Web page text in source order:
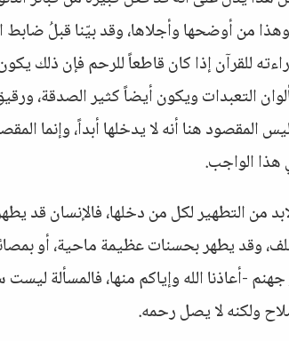
من أوضحها وأجلاها، وقد بيّنا قبلُ ضابط
للقرآن إذا كان قاطعاً للرحم فإن ذلك
التعبدات ويكون أيضاً كثير الصدقة،
المقصود هنا أنه لا يدخلها أبداً، وإنما
هذا الواجب.
من التطهير لكل من دخلها، فالإنسان قد
وقد يطهر بحسنات عظيمة ماحية، أو
-أعاذنا الله وإياكم منها، فالمسألة
ولكنه لا يصل رحمه.